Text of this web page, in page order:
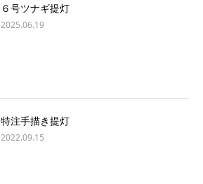
６号ツナギ提灯
2025.06.19
特注手描き提灯
2022.09.15